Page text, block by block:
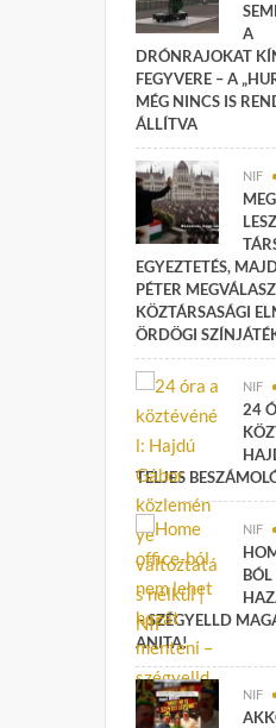
A
DRÓNRAJOKAT
FEGYVERE – A
MÉG NINCS IS
ÁLLÍTVA
NIF
LESZ
EGYEZTETÉS,
PÉTER
KÖZTÁRSASÁGI
ÖRDÖGI
NIF
24
TELJES
NIF
– SZÉGYELLD
ANITA!
NIF